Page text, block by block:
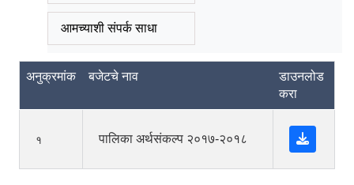
आमच्याशी संपर्क साधा
अनुक्रमांक बजेटचे नाव
डाउनलोड
करा
१ पालिका अर्थसंकल्प २०१७-२०१८